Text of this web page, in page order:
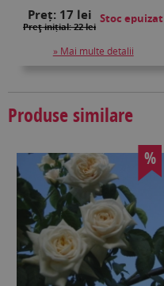
Stoc epuizat
Preț: 17 lei
Preţ inițial: 22 lei
» Mai multe detalii
Produse similare
%